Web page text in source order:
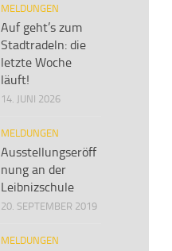
MELDUNGEN
Auf geht’s zum
Stadtradeln: die
letzte Woche
läuft!
14. JUNI 2026
MELDUNGEN
Ausstellungseröff
nung an der
Leibnizschule
20. SEPTEMBER 2019
MELDUNGEN